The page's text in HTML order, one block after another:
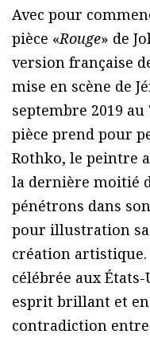
Avec pour
pièce «Rouge» de
version française
mise en scène de
septembre 2019
pièce prend pour
Rothko, le peintre
la dernière moitié
pénétrons dans
pour illustration
création artistique.
célébrée aux
esprit brillant et en
contradiction